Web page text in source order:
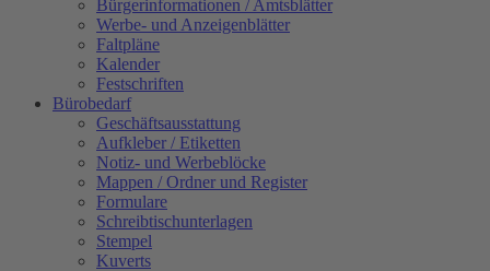
Bürgerinformationen / Amtsblätter
Werbe- und Anzeigenblätter
Faltpläne
Kalender
Festschriften
Bürobedarf
Geschäftsausstattung
Aufkleber / Etiketten
Notiz- und Werbeblöcke
Mappen / Ordner und Register
Formulare
Schreibtischunterlagen
Stempel
Kuverts